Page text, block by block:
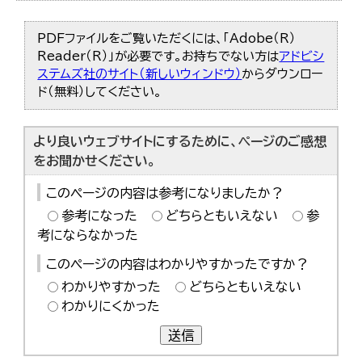
简体中文
繁體中文PDFファイルをご覧いただくには、「Adobe（R）
Reader（R）」が必要です。お持ちでない方はアドビシ
ステムズ社のサイト（新しいウィンドウ） からダウンロー
ド（無料）してください。
より良いウェブサイトにするために、ページのご感想
をお聞かせください。
このページの内容は参考になりましたか？
参考になった
どちらともいえない
参
考にならなかった
このページの内容はわかりやすかったですか？
わかりやすかった
どちらともいえない
わかりにくかった
送信